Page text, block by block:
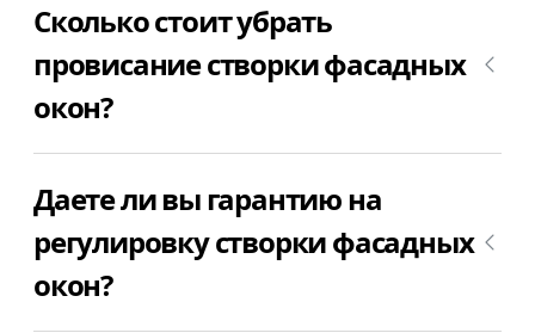
фасадных окон. Позвоните +7(812)9563854 и
вызовите мастера для регулировки фасадных
окон в Тосно недорого и качественно.
Сколько стоит убрать
провисание створки фасадных
окон?
убирается путем регулировки фурнитуры. Цена
регулировки створки фасадных окон в Тосно от
1000₽.
Даете ли вы гарантию на
регулировку створки фасадных
окон?